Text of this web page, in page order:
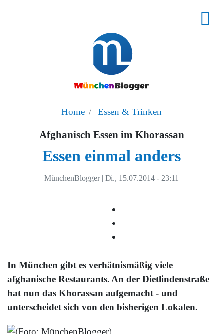
Home Essen & Trinken
Afghanisch Essen im Khorassan
Essen einmal anders
MünchenBlogger | Di., 15.07.2014 - 23:11
In München gibt es verhätnismäßig viele
afghanische Restaurants. An der Dietlindenstraße
hat nun das Khorassan aufgemacht - und
unterscheidet sich von den bisherigen Lokalen.